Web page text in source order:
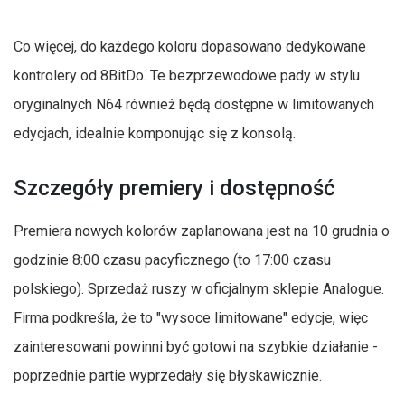
Co więcej, do każdego koloru dopasowano dedykowane
kontrolery od 8BitDo. Te bezprzewodowe pady w stylu
oryginalnych N64 również będą dostępne w limitowanych
edycjach, idealnie komponując się z konsolą.
Szczegóły premiery i dostępność
Premiera nowych kolorów zaplanowana jest na 10 grudnia o
godzinie 8:00 czasu pacyficznego (to 17:00 czasu
polskiego). Sprzedaż ruszy w oficjalnym sklepie Analogue.
Firma podkreśla, że to "wysoce limitowane" edycje, więc
zainteresowani powinni być gotowi na szybkie działanie -
poprzednie partie wyprzedały się błyskawicznie.